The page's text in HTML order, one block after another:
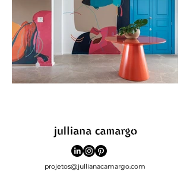
projetos@jullianacamargo.com